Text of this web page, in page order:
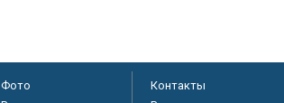
Фото
Контакты